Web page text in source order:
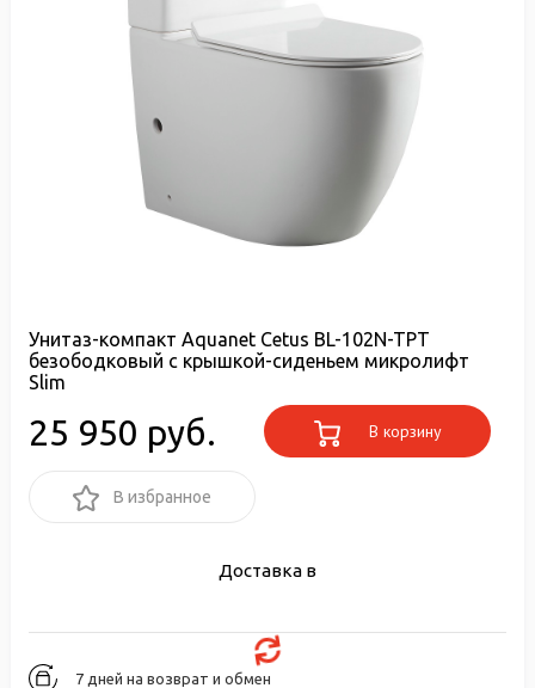
Унитаз-компакт Aquanet Cetus BL-102N-TPT
безободковый с крышкой-сиденьем микролифт
Slim
25 950 руб. В корзину
В избранное
Доставка в
7 дней на возврат и обмен